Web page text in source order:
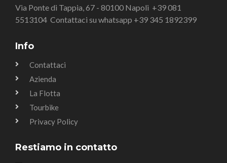
Via Ponte di Tappia, 67 - 80100 Napoli +39 081
5513104 Contattaci su whatsapp +39 345 1892399
Info
Contattaci
Azienda
La Flotta
Tourbike
Privacy Policy
Restiamo in contatto